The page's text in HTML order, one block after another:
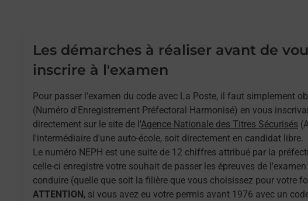
Les démarches à réaliser avant de
inscrire à l'examen
Pour passer l'examen du code avec La Poste, il faut simplement
(Numéro d'Enregistrement Préfectoral Harmonisé) en vous
directement sur le site de l'Agence Nationale des Titres Sécurisés
l'intermédiaire d'une auto-école, soit directement en candidat libre.
Le numéro NEPH est une suite de 12 chiffres attribué par la
celle-ci enregistre votre souhait de passer les épreuves de
conduire (quelle que soit la filière que vous choisissez pour votre
ATTENTION, si vous avez eu votre permis avant 1976 avec un